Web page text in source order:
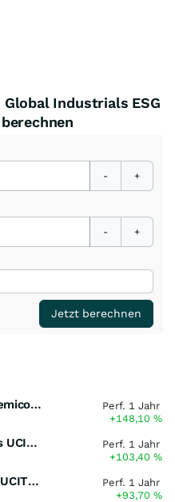
Industrials ESG
- +
- +
Jetzt berechnen
iShares MSCI Global Semiconductors UCITS ETF USD (Acc)
Perf. 1 Jahr
+148,10%
Global X Copper Miners UCITS ETF USD Acc
Perf. 1 Jahr
+103,40%
iShares Copper Miners UCITS ETF
Perf. 1 Jahr
+93,70%